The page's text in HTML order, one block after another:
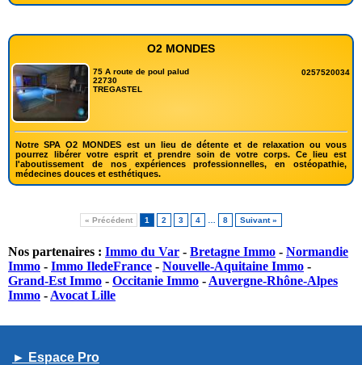
O2 MONDES
75 A route de poul palud
22730
TREGASTEL
0257520034
Notre SPA O2 MONDES est un lieu de détente et de relaxation ou vous
pourrez libérer votre esprit et prendre soin de votre corps. Ce lieu est
l'aboutissement de nos expériences professionnelles, en ostéopathie,
médecines douces et esthétiques.
« Précédent 1 2 3 4 8 Suivant »
Nos partenaires : Immo du Var - Bretagne Immo - Normandie
Immo - Immo IledeFrance - Nouvelle-Aquitaine Immo -
Grand-Est Immo - Occitanie Immo - Auvergne-Rhône-Alpes
Immo - Avocat Lille
► Espace Pro